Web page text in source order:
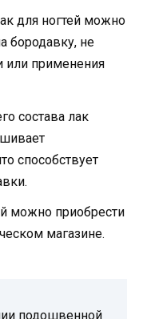
для ногтей можно
бородавку, не
или применения
состава лак
способствует
можно приобрести
магазине.
подошвенной